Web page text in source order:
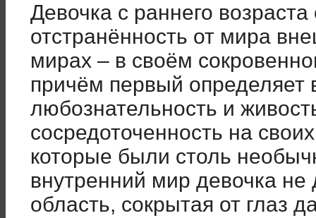
Девочка с раннего
отстранённость от мира
мирах – в своём
причём первый определяет
любознательность и
сосредоточенность на
которые были столь
внутренний мир девочка
область, сокрытая от глаз